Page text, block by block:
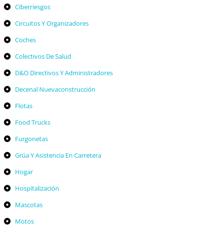
Ciberriesgos
Circuitos Y Organizadores
Coches
Colectivos De Salud
D&O Directivos Y Administradores
Decenal Nuevaconstrucción
Flotas
Food Trucks
Furgonetas
Grúa Y Asistencia En Carretera
Hogar
Hospitalización
Mascotas
Motos